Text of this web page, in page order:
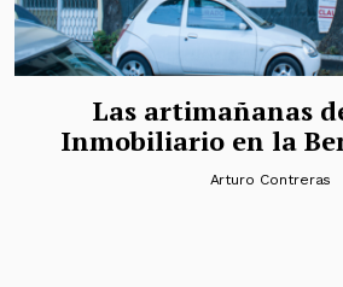
Las artimañanas
Inmobiliario en la
Arturo Contreras